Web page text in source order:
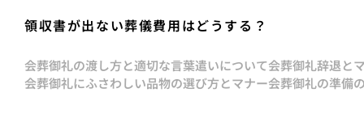
領収書が出ない葬儀費用はどうする？
会葬御礼の渡し方と適切な言葉遣いについて会葬御礼辞退と
会葬御礼にふさわしい品物の選び方とマナー会葬御礼の準備